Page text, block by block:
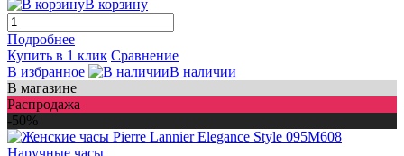
В корзину
Подробнее
Купить в 1 клик Сравнение
В избранное
В наличии
В магазине
Распродажа
-50%